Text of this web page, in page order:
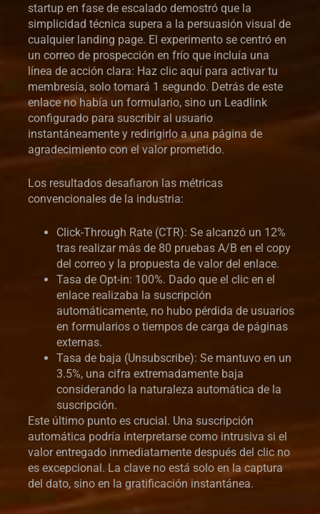
startup en fase de escalado demostró que la
simplicidad técnica supera a la persuasión visual de
cualquier landing page. El experimento se centró en
un correo de prospección en frío que incluía una
línea de acción clara: Haz clic aquí para activar tu
membresía, solo tomará 1 segundo. Detrás de este
enlace no había un formulario, sino un Leadlink
configurado para suscribir al usuario
instantáneamente y redirigirlo a una página de
agradecimiento con el valor prometido.
Los resultados desafiaron las métricas
convencionales de la industria:
Click-Through Rate (CTR): Se alcanzó un 12%
tras realizar más de 80 pruebas A/B en el copy
del correo y la propuesta de valor del enlace.
Tasa de Opt-in: 100%. Dado que el clic en el
enlace realizaba la suscripción
automáticamente, no hubo pérdida de usuarios
en formularios o tiempos de carga de páginas
externas.
Tasa de baja (Unsubscribe): Se mantuvo en un
3.5%, una cifra extremadamente baja
considerando la naturaleza automática de la
suscripción.
Este último punto es crucial. Una suscripción
automática podría interpretarse como intrusiva si el
valor entregado inmediatamente después del clic no
es excepcional. La clave no está solo en la captura
del dato, sino en la gratificación instantánea.